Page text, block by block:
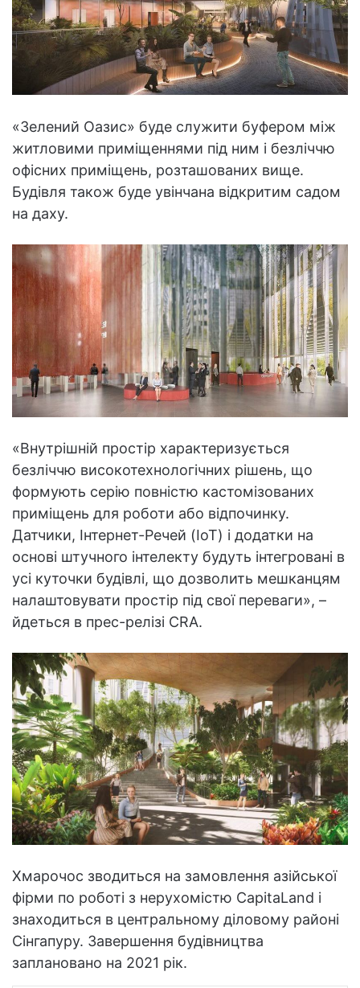
«Зелений Оазис» буде служити буфером між
житловими приміщеннями під ним і безліччю
офісних приміщень, розташованих вище.
Будівля також буде увінчана відкритим садом
на даху.
«Внутрішній простір характеризується
безліччю високотехнологічних рішень, що
формують серію повністю кастомізованих
приміщень для роботи або відпочинку.
Датчики, Інтернет-Речей (IoT) і додатки на
основі штучного інтелекту будуть інтегровані в
усі куточки будівлі, що дозволить мешканцям
налаштовувати простір під свої переваги», –
йдеться в прес-релізі CRA.
Хмарочос зводиться на замовлення азійської
фірми по роботі з нерухомістю CapitaLand і
знаходиться в центральному діловому районі
Сінгапуру. Завершення будівництва
заплановано на 2021 рік.